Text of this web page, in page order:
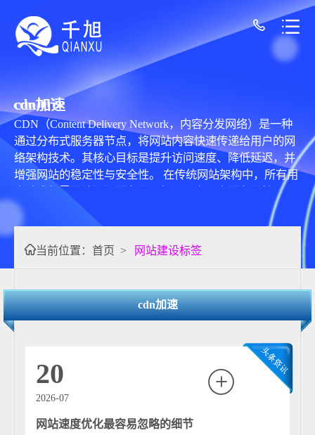
cdn加速
CDN（Content Delivery Network，内容分发网络）是一种
通过分布式服务器节点，将网站内容快速传递给用户的网
络架构技术。其核心目标是提升访问速度、降低延迟，并
增强网站的稳定性与安全性。 在传统网站架构中，所有用
户请求都需要访问源服务器。如果用户距离服务器较远，
网络传输路径长，就会导致加载缓慢，甚至出现卡顿或超
时。而CDN通过在全球或全国范围内部署多个缓存节点，
将网站的静态资源（如图片、CSS、JavaScript、视频等）
缓存到离用户最近的节点。当用户访问网站时，系统会自
短访问路径，提高加载速度。 CDN的工作原理主要包括三
个部分：源站、边缘节点和调度系统。源站是网站的原始
存服务器，用于存储和分发内容；调度系统则通过DNS解
析或智能算法，将用户请求分配到最优节点。常见的调度
方式包括基于地理位置、网络状况和节点负载的智能选
择。 除了加速访问，CDN还具备多种重要功能。首先是抗
压力，避免服务器崩溃。其次是安全防护能力，例如防御
当前位置： 首页 > 网站建设标签
cdn加速
20
2026-07
网站速度优化最容易忽略的细节